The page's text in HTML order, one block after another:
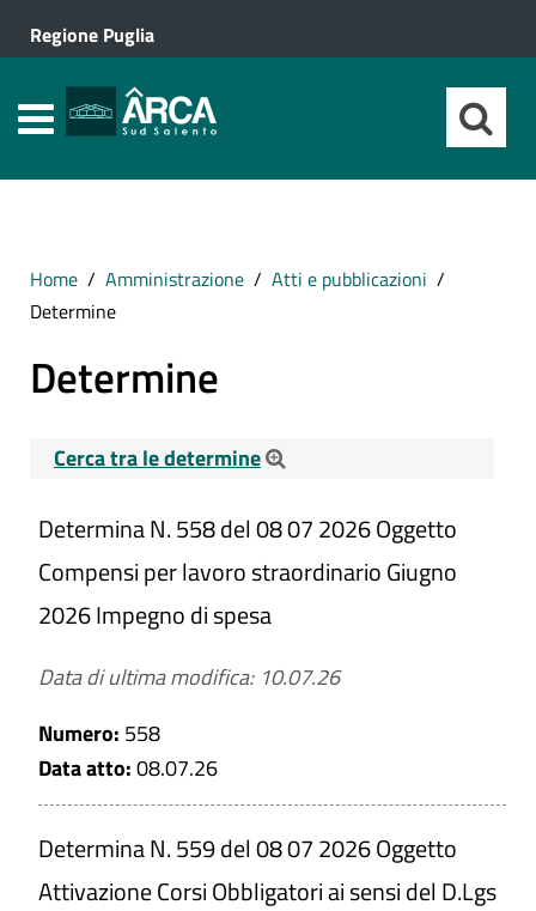
Regione Puglia
Home Amministrazione
Atti e pubblicazioni
Determine
Determine
Cerca tra le determine
Cerca tra le Determine
Titolo
Numero
Da
Determina N. 558 del 08 07 2026 Oggetto
Compensi per lavoro straordinario Giugno
2026 Impegno di spesa
Data di ultima modifica: 10.07.26
Numero: 558
Data atto:08.07.26
Determina N. 559 del 08 07 2026 Oggetto
Attivazione Corsi Obbligatori ai sensi del D.Lgs